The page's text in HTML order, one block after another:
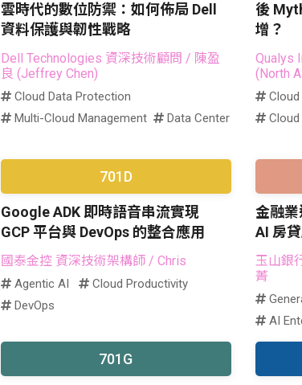
雲時代的數位防禦：如何佈局 Dell
資料保護與韌性戰略
Dell Technologies 資深技術顧問 / 陳盈
良 (Jeffrey Chen)
Cloud Data Protection
Multi-Cloud Management
Data Center
後
增？
Qualys
(North
Cloud
Cloud
701D
Google ADK 即時語音串流實現
GCP 平台與 DevOps 的整合應用
國泰金控 資深技術架構師 / Chris
Agentic AI
Cloud Productivity
DevOps
金融
AI 房
玉山銀
菁
AI
701G